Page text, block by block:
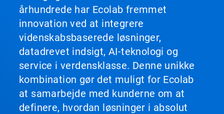
århundrede har Ecolab fremmet
innovation ved at integrere
videnskabsbaserede løsninger,
datadrevet indsigt, AI-teknologi og
service i verdensklasse. Denne unikke
kombination gør det muligt for Ecolab
at samarbejde med kunderne om at
definere, hvordan løsninger i absolut